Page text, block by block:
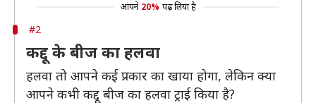
आपने 20% पढ़ लिया है
#2
कद्दू के बीज का हलवा
हलवा तो आपने कई प्रकार का खाया होगा, लेकिन क्या
आपने कभी कद्दू बीज का हलवा ट्राई किया है?